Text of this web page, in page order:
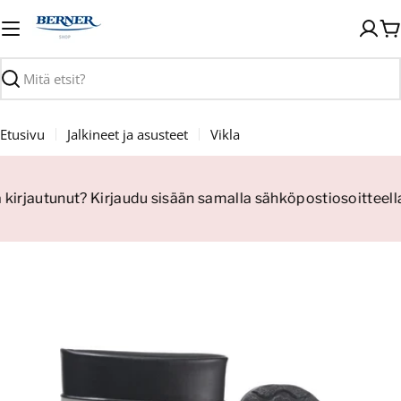
sisältöön
Haku
Etusivu Jalkineet ja asusteet Vikla
Kirjaudu sisään samalla sähköpostiosoitteella